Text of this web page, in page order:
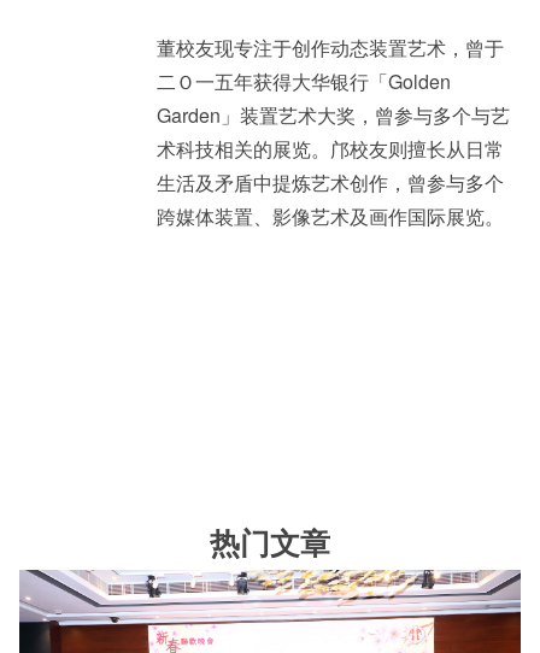
董校友现专注于创作动态装置艺术，曾于
二Ｏ一五年获得大华银行「Golden
Garden」装置艺术大奖，曾参与多个与艺
术科技相关的展览。邝校友则擅长从日常
生活及矛盾中提炼艺术创作，曾参与多个
跨媒体装置、影像艺术及画作国际展览。
热门文章